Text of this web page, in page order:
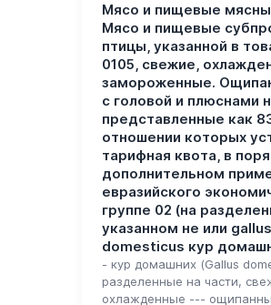
Мясо и пищевые
Мясо и пищевые
птицы, указанной в
0105, свежие,
замороженные.
с головой и плюснами
представленные как
отношении которых
тарифная квота, в
дополнительном
евразийского
группе 02 (на
указанном не или
domesticus кур
- кур домашних (Gallus
разделенные на части,
охлажденные ---